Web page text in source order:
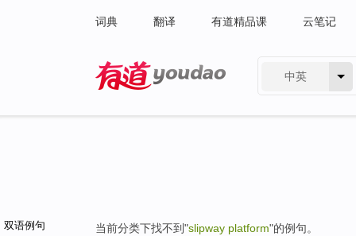
词典 翻译 有道精品课 云笔记
中英
双语例句 当前分类下找不到"slipway platform"的例句。